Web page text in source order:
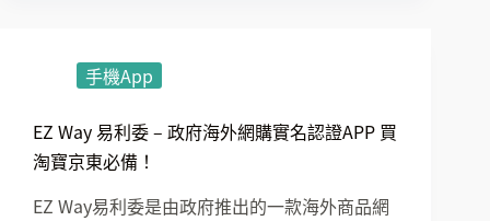
手機App
EZ Way 易利委 – 政府海外網購實名認證APP 買
淘寶京東必備！
EZ Way易利委是由政府推出的一款海外商品網